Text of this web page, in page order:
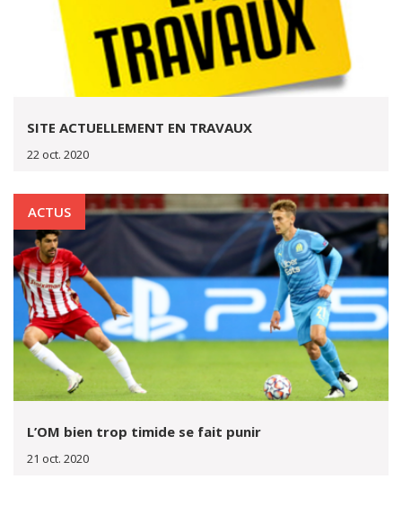
SITE ACTUELLEMENT EN TRAVAUX
22 oct. 2020
ACTUS
L’OM bien trop timide se fait punir
21 oct. 2020